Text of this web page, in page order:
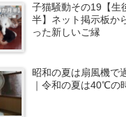
子猫騒動その19【生
半】ネット掲示板か
った新しいご縁
昭和の夏は扇風機で
｜令和の夏は40℃の